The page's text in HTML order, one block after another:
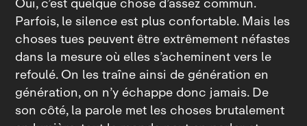
Parfois, le silence est plus confortable. Mais les
choses tues peuvent être extrêmement néfastes
dans la mesure où elles s’acheminent vers le
refoulé. On les traîne ainsi de génération en
génération, on n’y échappe donc jamais. De
son côté, la parole met les choses brutalement